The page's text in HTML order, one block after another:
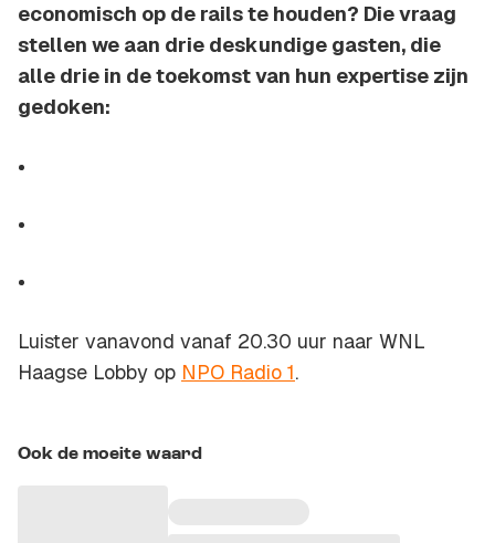
economisch op de rails te houden? Die vraag
stellen we aan drie deskundige gasten, die
alle drie in de toekomst van hun expertise zijn
gedoken:
Luister vanavond vanaf 20.30 uur naar WNL
Haagse Lobby op NPO Radio 1.
Ook de moeite waard